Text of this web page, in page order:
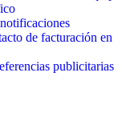
de facturación en
publicitarias